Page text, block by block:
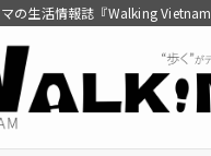
の生活情報誌『Walking